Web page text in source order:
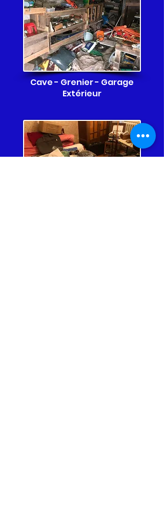
Cave - Grenier - Garage
Extérieur